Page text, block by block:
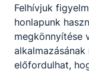
Szerezz
Felhívjuk
honlapunk
megkönnyítése
előfordulhat,